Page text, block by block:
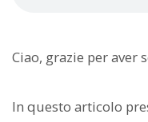
Ciao, grazie per aver
In questo articolo